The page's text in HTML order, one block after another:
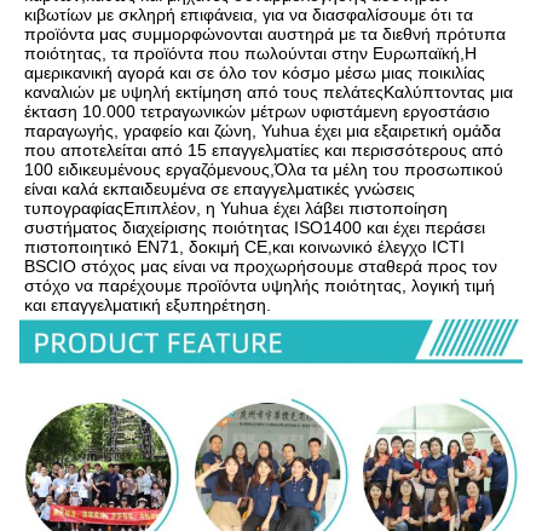
κιβωτίων με σκληρή επιφάνεια, για να διασφαλίσουμε ότι τα
προϊόντα μας συμμορφώνονται αυστηρά με τα διεθνή πρότυπα
ποιότητας, τα προϊόντα που πωλούνται στην Ευρωπαϊκή,Η
αμερικανική αγορά και σε όλο τον κόσμο μέσω μιας ποικιλίας
καναλιών με υψηλή εκτίμηση από τους πελάτεςΚαλύπτοντας μια
έκταση 10.000 τετραγωνικών μέτρων υφιστάμενη εργοστάσιο
παραγωγής, γραφείο και ζώνη, Yuhua έχει μια εξαιρετική ομάδα
που αποτελείται από 15 επαγγελματίες και περισσότερους από
100 ειδικευμένους εργαζόμενους,Όλα τα μέλη του προσωπικού
είναι καλά εκπαιδευμένα σε επαγγελματικές γνώσεις
τυπογραφίαςΕπιπλέον, η Yuhua έχει λάβει πιστοποίηση
συστήματος διαχείρισης ποιότητας ISO1400 και έχει περάσει
πιστοποιητικό EN71, δοκιμή CE,και κοινωνικό έλεγχο ICTI
BSCIΟ στόχος μας είναι να προχωρήσουμε σταθερά προς τον
στόχο να παρέχουμε προϊόντα υψηλής ποιότητας, λογική τιμή
και επαγγελματική εξυπηρέτηση.